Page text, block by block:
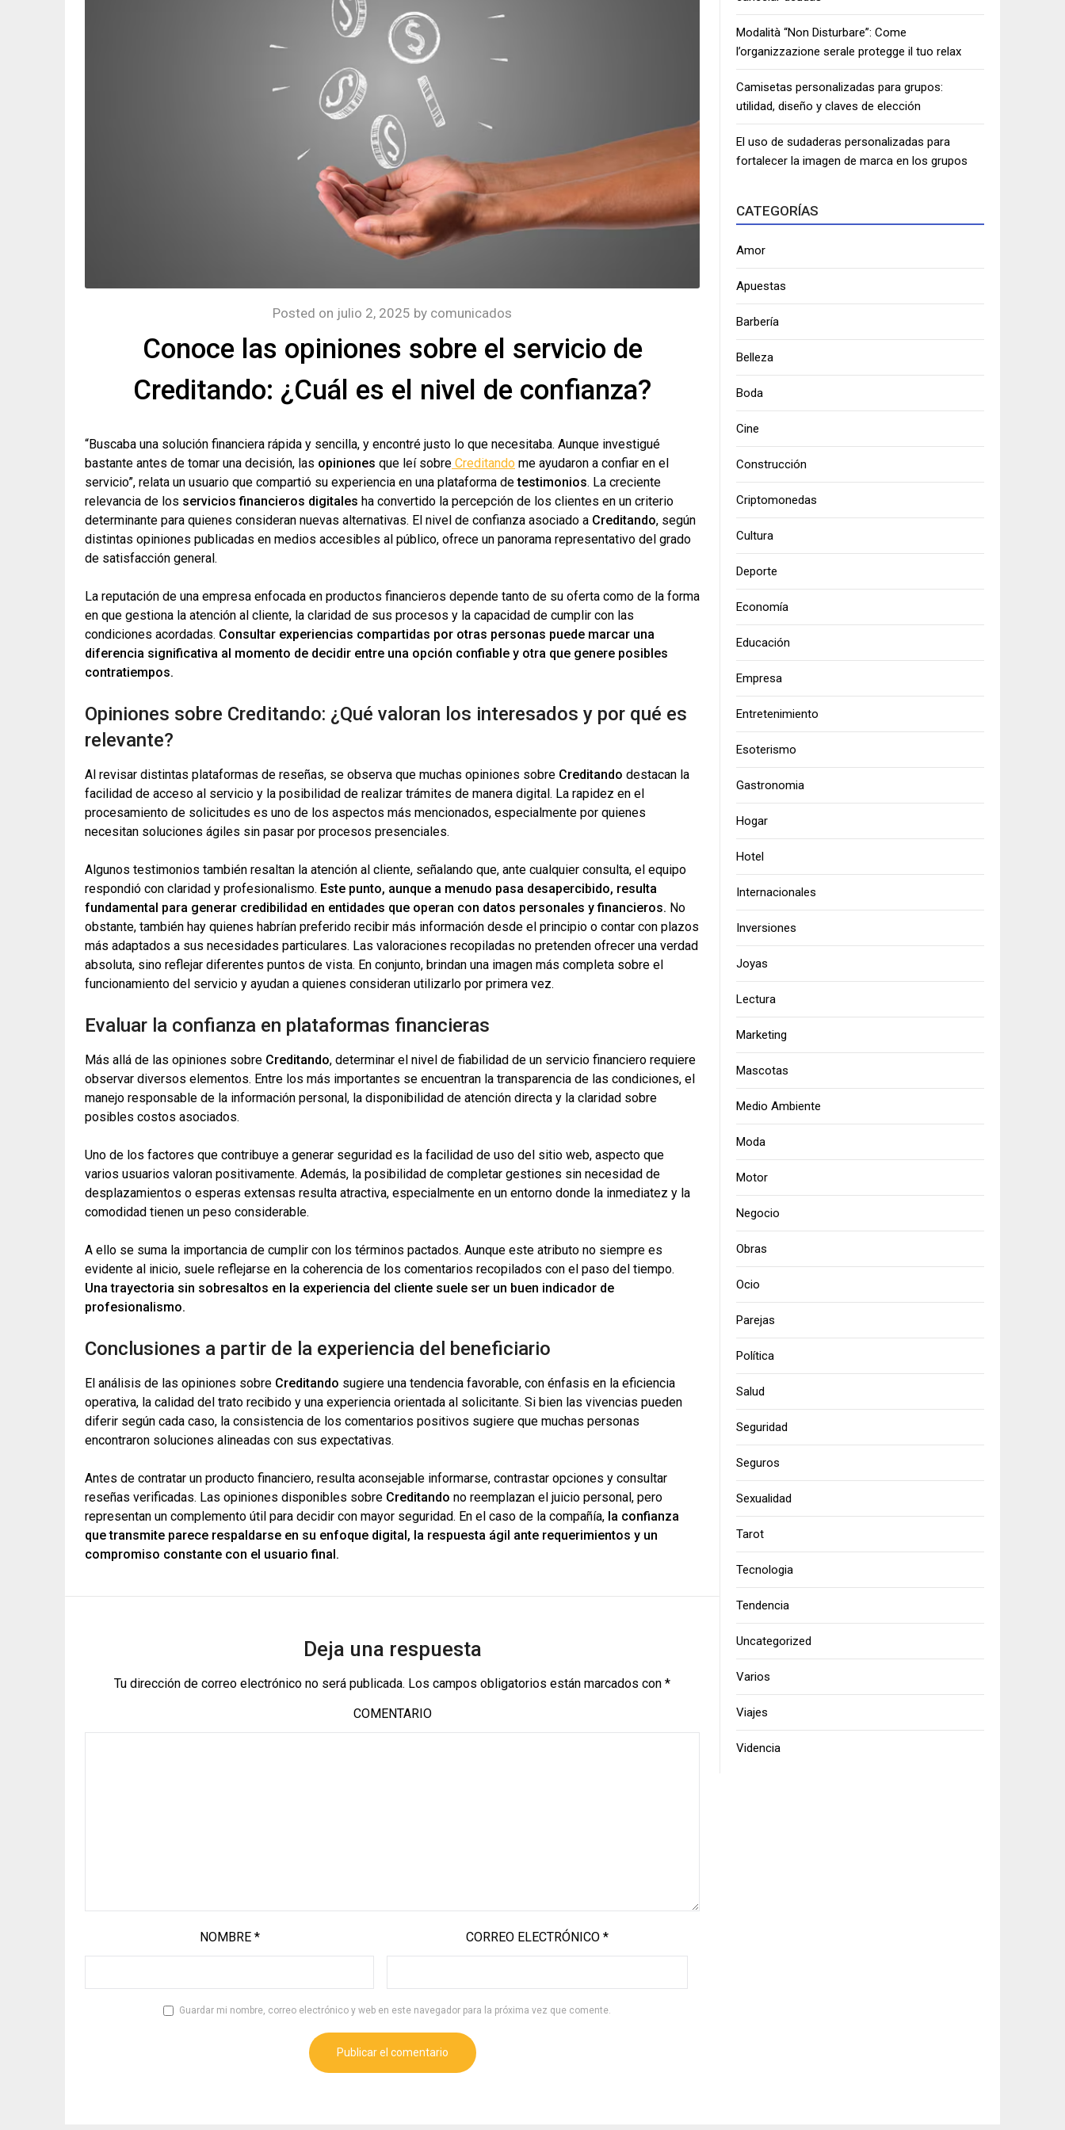
Conoce las opiniones sobre el servicio de
Creditando: ¿Cuál es el nivel de confianza?
Posted on julio 2, 2025 by comunicados
“Buscaba una solución financiera rápida y sencilla, y encontré justo lo que necesitaba. Aunque investigué
bastante antes de tomar una decisión, las opiniones que leí sobre Creditando me ayudaron a confiar en el
servicio”, relata un usuario que compartió su experiencia en una plataforma detestimonios. La creciente
relevancia de los servicios financieros digitales ha convertido la percepción de los clientes en un criterio
determinante para quienes consideran nuevas alternativas. El nivel de confianza asociado a Creditando, según
distintas opiniones publicadas en medios accesibles al público, ofrece un panorama representativo del grado
de satisfacción general.
La reputación de una empresa enfocada en productos financieros depende tanto de su oferta como de la forma
en que gestiona la atención al cliente, la claridad de sus procesos y la capacidad de cumplir con las
condiciones acordadas. Consultar experiencias compartidas por otras personas puede marcar una
diferencia significativa al momento de decidir entre una opción confiable y otra que genere posibles
contratiempos.
Opiniones sobre Creditando: ¿Qué valoran los interesados y por qué es
relevante?
Al revisar distintas plataformas de reseñas, se observa que muchas opiniones sobre Creditando destacan la
facilidad de acceso al servicio y la posibilidad de realizar trámites de manera digital. La rapidez en el
procesamiento de solicitudes es uno de los aspectos más mencionados, especialmente por quienes
necesitan soluciones ágiles sin pasar por procesos presenciales.
Algunos testimonios también resaltan la atención al cliente, señalando que, ante cualquier consulta, el equipo
respondió con claridad y profesionalismo. Este punto, aunque a menudo pasa desapercibido, resulta
fundamental para generar credibilidad en entidades que operan con datos personales y financieros. No
obstante, también hay quienes habrían preferido recibir más información desde el principio o contar con plazos
más adaptados a sus necesidades particulares. Las valoraciones recopiladas no pretenden ofrecer una verdad
absoluta, sino reflejar diferentes puntos de vista. En conjunto, brindan una imagen más completa sobre el
funcionamiento del servicio y ayudan a quienes consideran utilizarlo por primera vez.
Evaluar la confianza en plataformas financieras
Más allá de las opiniones sobre Creditando, determinar el nivel de fiabilidad de un servicio financiero requiere
observar diversos elementos. Entre los más importantes se encuentran la transparencia de las condiciones, el
manejo responsable de la información personal, la disponibilidad de atención directa y la claridad sobre
posibles costos asociados.
Uno de los factores que contribuye a generar seguridad es la facilidad de uso del sitio web, aspecto que
varios usuarios valoran positivamente. Además, la posibilidad de completar gestiones sin necesidad de
desplazamientos o esperas extensas resulta atractiva, especialmente en un entorno donde la inmediatez y la
comodidad tienen un peso considerable.
A ello se suma la importancia de cumplir con los términos pactados. Aunque este atributo no siempre es
evidente al inicio, suele reflejarse en la coherencia de los comentarios recopilados con el paso del tiempo.
Una trayectoria sin sobresaltos en la experiencia del cliente suele ser un buen indicador de
profesionalismo.
Conclusiones a partir de la experiencia del beneficiario
El análisis de las opiniones sobre Creditando sugiere una tendencia favorable, con énfasis en la eficiencia
operativa, la calidad del trato recibido y una experiencia orientada al solicitante. Si bien las vivencias pueden
diferir según cada caso, la consistencia de los comentarios positivos sugiere que muchas personas
encontraron soluciones alineadas con sus expectativas.
Antes de contratar un producto financiero, resulta aconsejable informarse, contrastar opciones y consultar
reseñas verificadas. Las opiniones disponibles sobre Creditando no reemplazan el juicio personal, pero
representan un complemento útil para decidir con mayor seguridad. En el caso de la compañía, la confianza
que transmite parece respaldarse en su enfoque digital, la respuesta ágil ante requerimientos y un
compromiso constante con el usuario final.
Deja una respuesta
Tu dirección de correo electrónico no será publicada. Los campos obligatorios están marcados con *
COMENTARIO
NOMBRE * CORREO ELECTRÓNICO *
Guardar mi nombre, correo electrónico y web en este navegador para la próxima vez que comente.
Modalità “Non Disturbare”: Come
l’organizzazione serale protegge il tuo relax
Camisetas personalizadas para grupos:
utilidad, diseño y claves de elección
El uso de sudaderas personalizadas para
fortalecer la imagen de marca en los grupos
CATEGORÍAS
Amor
Apuestas
Barbería
Belleza
Boda
Cine
Construcción
Criptomonedas
Cultura
Deporte
Economía
Educación
Empresa
Entretenimiento
Esoterismo
Gastronomia
Hogar
Hotel
Internacionales
Inversiones
Joyas
Lectura
Marketing
Mascotas
Medio Ambiente
Moda
Motor
Negocio
Obras
Ocio
Parejas
Política
Salud
Seguridad
Seguros
Sexualidad
Tarot
Tecnologia
Tendencia
Uncategorized
Varios
Viajes
Videncia